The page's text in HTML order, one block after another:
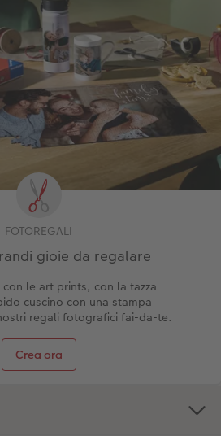
FOTOREGALI
gioie da regalare
le art prints, con la tazza
cuscino con una stampa
regali fotografici fai-da-te.
Crea ora